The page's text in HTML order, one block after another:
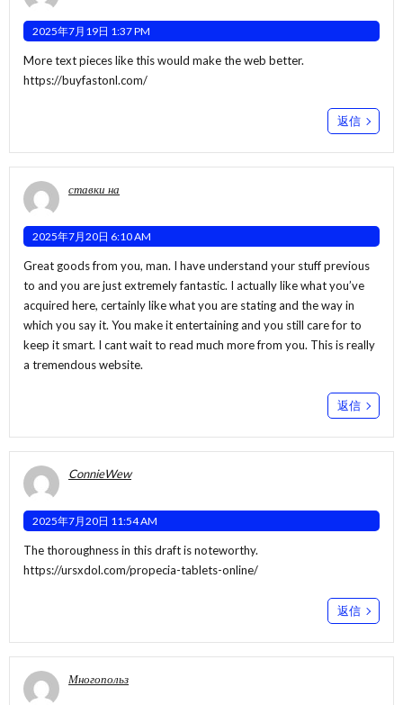
2025年7月19日 1:37 PM
More text pieces like this would make the web better.
https://buyfastonl.com/
返信
ставки на
2025年7月20日 6:10 AM
Great goods from you, man. I have understand your stuff previous
to and you are just extremely fantastic. I actually like what you’ve
acquired here, certainly like what you are stating and the way in
which you say it. You make it entertaining and you still care for to
keep it smart. I cant wait to read much more from you. This is really
a tremendous website.
返信
ConnieWew
2025年7月20日 11:54 AM
The thoroughness in this draft is noteworthy.
https://ursxdol.com/propecia-tablets-online/
返信
Многопольз